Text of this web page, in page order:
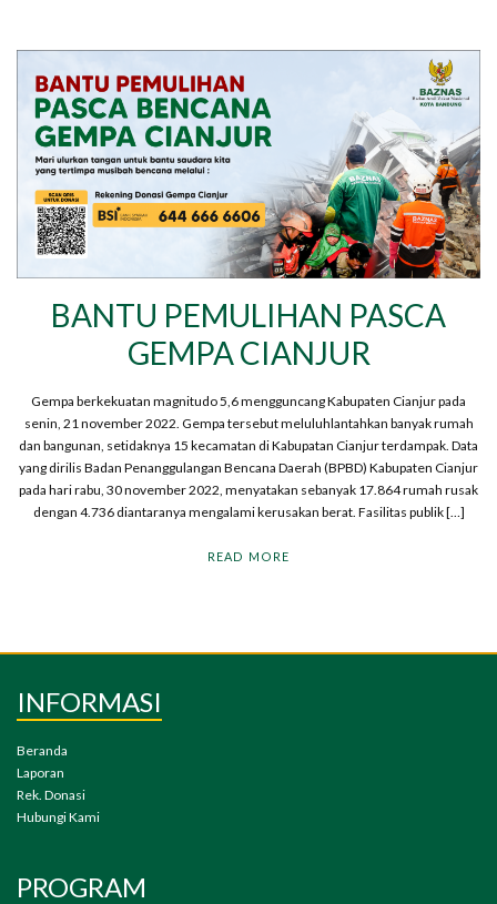
BANTU PEMULIHAN PASCA
GEMPA CIANJUR
Gempa berkekuatan magnitudo 5,6 mengguncang Kabupaten Cianjur pada
senin, 21 november 2022. Gempa tersebut meluluhlantahkan banyak rumah
dan bangunan, setidaknya 15 kecamatan di Kabupatan Cianjur terdampak. Data
yang dirilis Badan Penanggulangan Bencana Daerah (BPBD) Kabupaten Cianjur
pada hari rabu, 30 november 2022, menyatakan sebanyak 17.864 rumah rusak
dengan 4.736 diantaranya mengalami kerusakan berat. Fasilitas publik […]
READ MORE
INFORMASI
Beranda
Laporan
Rek. Donasi
Hubungi Kami
PROGRAM